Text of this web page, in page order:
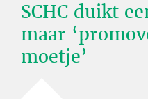
SCHC duikt
maar
moetje’